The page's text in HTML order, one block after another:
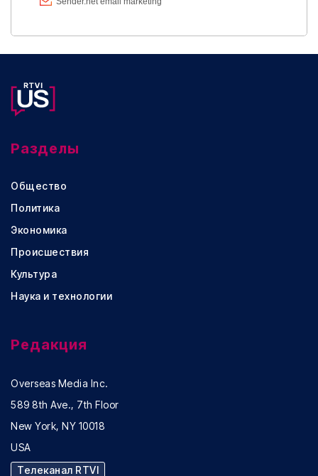
Разделы
Общество
Политика
Экономика
Происшествия
Культура
Наука и технологии
Редакция
Overseas Media Inc.
589 8th Ave., 7th Floor
New York, NY 10018
USA
Телеканал RTVI